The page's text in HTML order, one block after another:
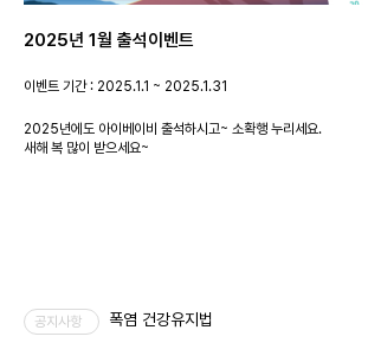
2025년 1월 출석이벤트
이벤트 기간 : 2025.1.1 ~ 2025.1.31
2025년에도 아이베이비 출석하시고~ 소확행 누리세요.
새해 복 많이 받으세요~
공지사항 폭염 건강유지법